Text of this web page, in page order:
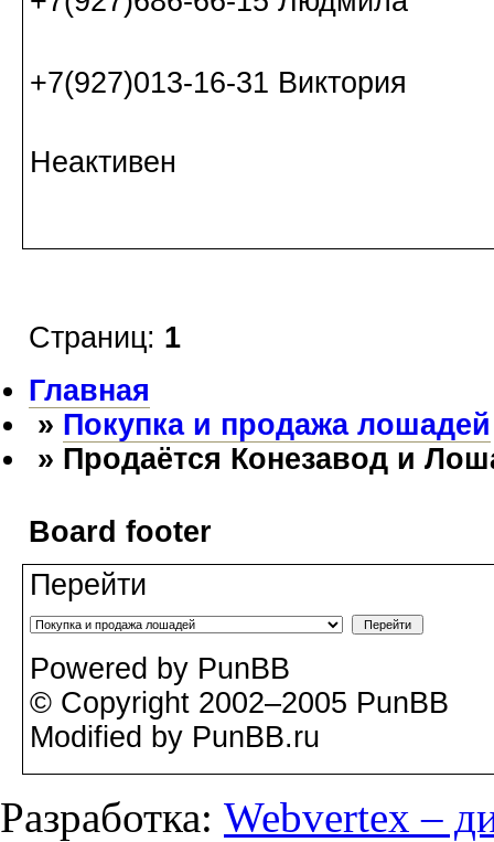
+7(927)013-16-31 Виктория
Неактивен
Страниц: 1
Главная
» Покупка и продажа лошадей
» Продаётся Конезавод и
Board footer
Перейти
Powered by PunBB
© Copyright 2002–2005 PunBB
Modified by PunBB.ru
Разработка: Webvertex –